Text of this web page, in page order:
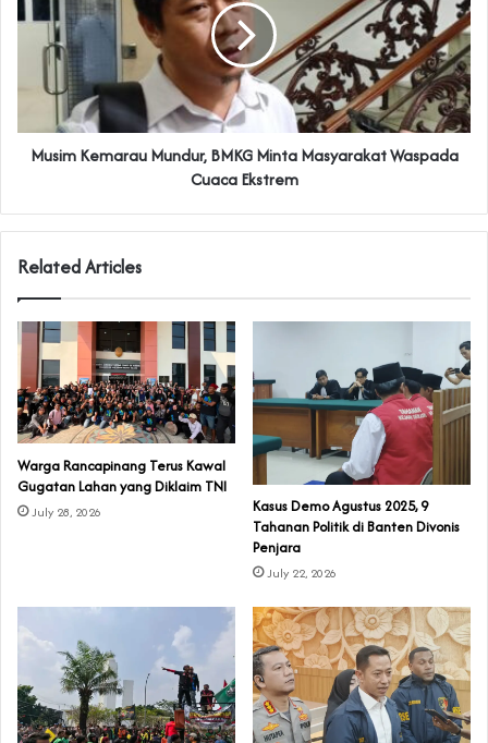
Musim Kemarau Mundur, BMKG Minta Masyarakat Waspada
Cuaca Ekstrem
Related Articles
‎Warga Rancapinang Terus Kawal
Gugatan Lahan yang Diklaim TNI‎‎
July 28, 2026
‎Kasus Demo Agustus 2025, 9
Tahanan Politik di Banten Divonis
Penjara
July 22, 2026